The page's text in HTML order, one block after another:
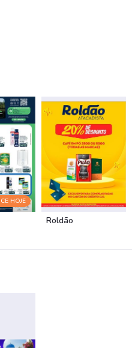
HOJE
Roldão